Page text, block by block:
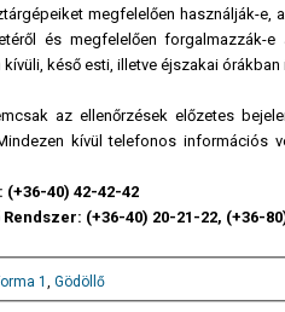
megfelelően használják-
és megfelelően forgalmazzák-
késő esti, illetve éjszakai
az ellenőrzések előzetes
kívül telefonos információs
40) 42-42-42
(+36-40) 20-21-22, (+36-
1 , Gödöllő